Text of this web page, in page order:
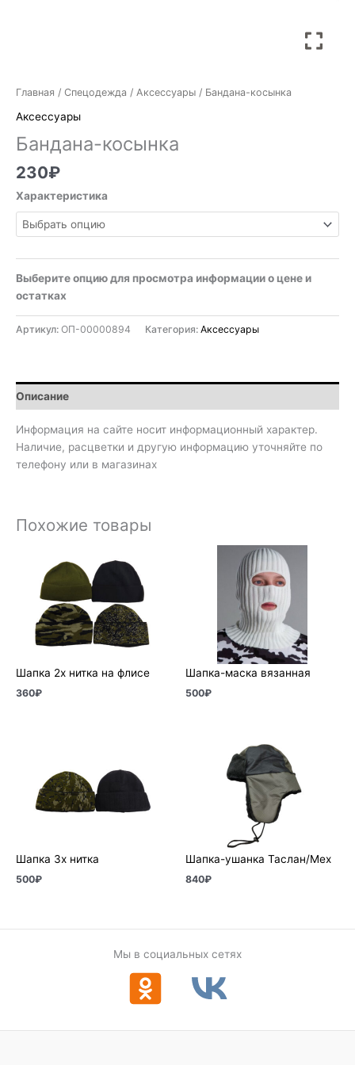
Главная / Спецодежда / Аксессуары / Бандана-косынка
Аксессуары
Бандана-косынка
230₽
Характеристика
Выберите опцию для просмотра информации о цене и
остатках
Артикул: ОП-00000894 Категория: Аксессуары
Описание
Информация на сайте носит информационный характер.
Наличие, расцветки и другую информацию уточняйте по
телефону или в магазинах
Похожие товары
Шапка 2х нитка на флисе
360₽
Шапка-маска вязанная
500₽
Шапка 3х нитка
500₽
Шапка-ушанка Таслан/Мех
840₽
Мы в социальных сетях